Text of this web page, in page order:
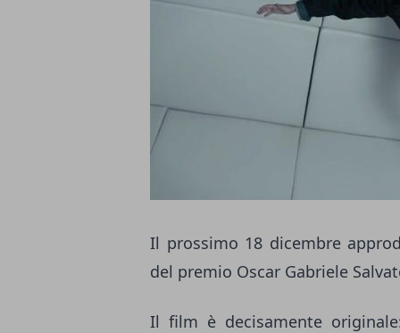
Il prossimo 18 dicembre
del premio Oscar Gabriele
Il film è decisamente